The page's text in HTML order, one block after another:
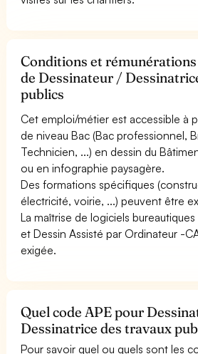
Conditions et
de Dessinateur /
publics
Cet emploi/métier est accessible à
de niveau Bac (Bac professionnel,
Technicien, ...) en dessin du
ou en infographie paysagère.
Des formations spécifiques
électricité, voirie, ...) peuvent être
La maîtrise de logiciels
et Dessin Assisté par Ordinateur -
exigée.
Quel code APE pour
Dessinatrice des travaux
Pour savoir quel ou quels sont les